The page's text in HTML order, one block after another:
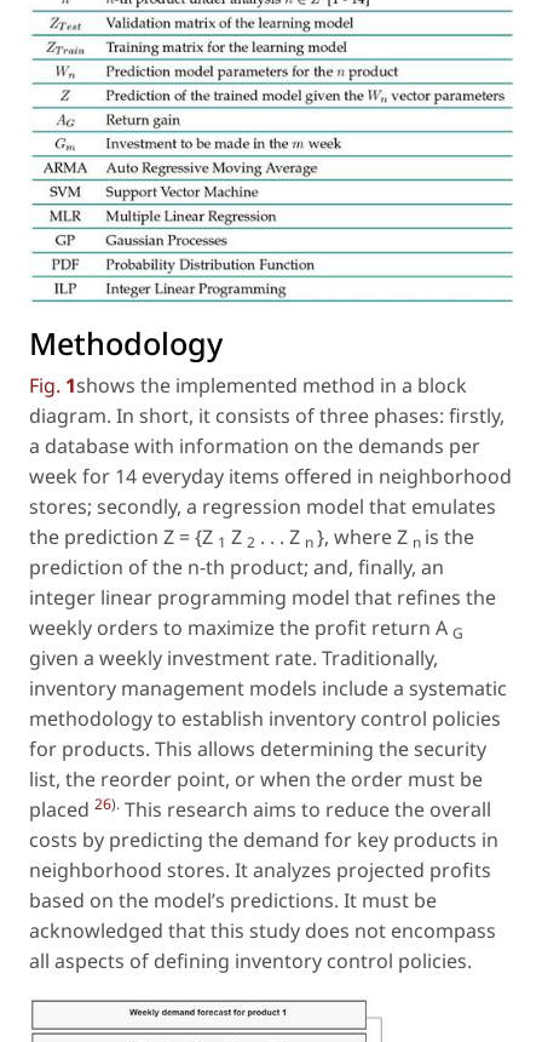
Methodology
Fig. 1shows the implemented method in a block
diagram. In short, it consists of three phases: firstly,
a database with information on the demands per
week for 14 everyday items offered in neighborhood
stores; secondly, a regression model that emulates
the prediction Z ={Z 1 Z 2 . . . Z n}, whereZ n is the
prediction of the n-th product; and, finally, an
integer linear programming model that refines the
weekly orders to maximize the profit return A G
given a weekly investment rate. Traditionally,
inventory management models include a systematic
methodology to establish inventory control policies
for products. This allows determining the security
list, the reorder point, or when the order must be
placed 26). This research aims to reduce the overall
costs by predicting the demand for key products in
neighborhood stores. It analyzes projected profits
based on the model’s predictions. It must be
acknowledged that this study does not encompass
all aspects of defining inventory control policies.